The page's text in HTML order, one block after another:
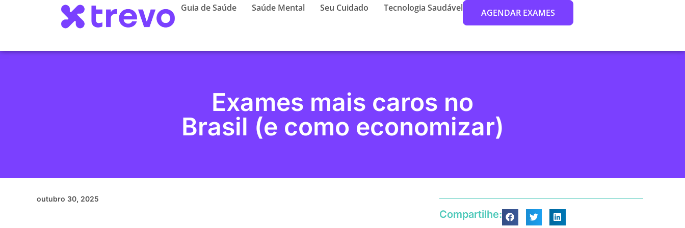
Guia de Saúde Saúde Mental Seu Cuidado Tecnologia Saudável AGENDAR EXAMES
Exames mais caros no
Brasil (e como economizar)
outubro 30, 2025
Compartilhe: